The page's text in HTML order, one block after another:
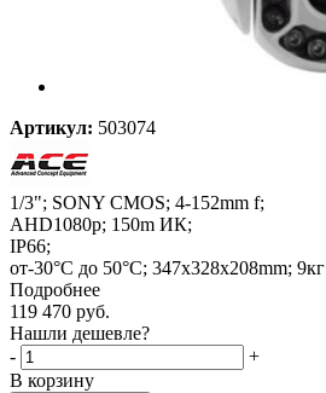
Артикул: 503074
1/3"; SONY CMOS; 4-152mm f;
AHD1080p; 150m ИК;
IP66;
от-30°C до 50°C; 347x328x208mm; 9кг
Подробнее
119 470 руб.
Нашли дешевле?
-
+
В корзину